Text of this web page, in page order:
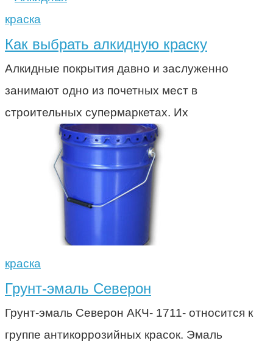
краска
Как выбрать алкидную краску
Алкидные покрытия давно и заслуженно
занимают одно из почетных мест в
строительных супермаркетах. Их
краска
Грунт-эмаль Северон
Грунт-эмаль Северон АКЧ- 1711- относится к
группе антикоррозийных красок. Эмаль